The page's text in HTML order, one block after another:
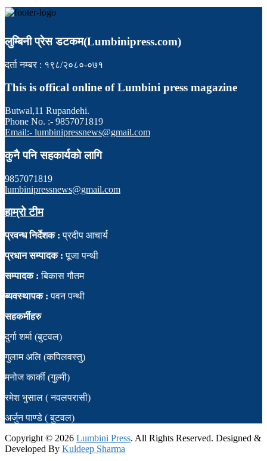
लुम्बिनी प्रेस डटकम(Lumbinipress.com)
दर्ता नम्बर : १९८/२०८०-०७१
This is offical online of Lumbini press magazine
Butwal,11 Rupandehi.
Phone No. :- 9857071819
Email:- lumbinipressnews@gmail.com
कुनै पनि सहकार्यको लागि
9857071819
lumbinipressnews@gmail.com
हाम्रो टीम
प्रवन्ध निर्देशक : प्रदीप आचार्य
प्रधान सम्पादक : पूजा पन्थी
सम्पादक :बिकास गौतम
ब्यवस्थापक : पवन पन्थी
सहकर्मीहरु
दुर्गा शर्मा (बुटवल)
गुलाम अलि (कपिलवस्तु)
मनोज कार्की (गुल्मी)
रमेश भुसाल ( नवलपरासी)
अर्जुन पाण्डे ( बुटवल)
Copyright © 2026 Lumbini Press. All Rights Reserved. Designed &
Developed By Kuldeep Sharma